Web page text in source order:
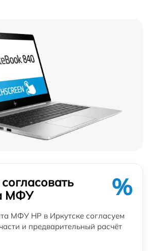
МФУ
%
МФУ HP в Иркутске согласуем
и предварительный расчёт